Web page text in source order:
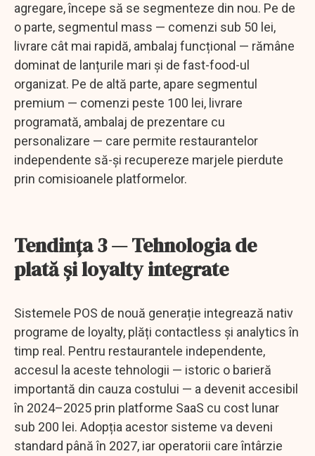
agregare, începe să se segmenteze din nou. Pe de
o parte, segmentul mass — comenzi sub 50 lei,
livrare cât mai rapidă, ambalaj funcțional — rămâne
dominat de lanțurile mari și de fast-food-ul
organizat. Pe de altă parte, apare segmentul
premium — comenzi peste 100 lei, livrare
programată, ambalaj de prezentare cu
personalizare — care permite restaurantelor
independente să-și recupereze marjele pierdute
prin comisioanele platformelor.
Tendința 3 — Tehnologia de
plată și loyalty integrate
Sistemele POS de nouă generație integrează nativ
programe de loyalty, plăți contactless și analytics în
timp real. Pentru restaurantele independente,
accesul la aceste tehnologii — istoric o barieră
importantă din cauza costului — a devenit accesibil
în 2024–2025 prin platforme SaaS cu cost lunar
sub 200 lei. Adopția acestor sisteme va deveni
standard până în 2027, iar operatorii care întârzie